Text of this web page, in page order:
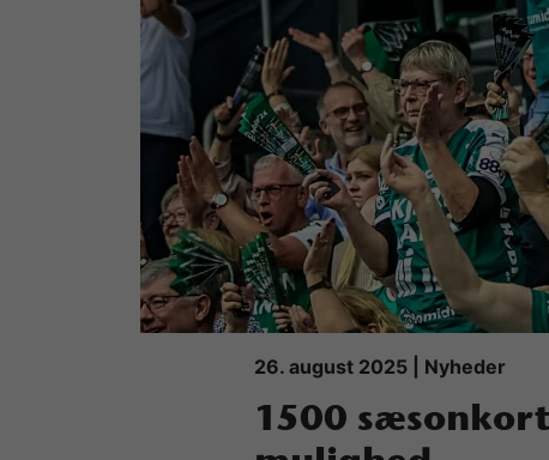
Køb Billet
26. august 2025 | Nyheder
1500